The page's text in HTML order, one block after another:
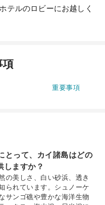
テルのロビーにお越しく
重要事項
とって、カイ諸島はどの
しますか？
の美しさ、白い砂浜、透き
られています。シュノーケ
サンゴ礁や豊かな海洋生物